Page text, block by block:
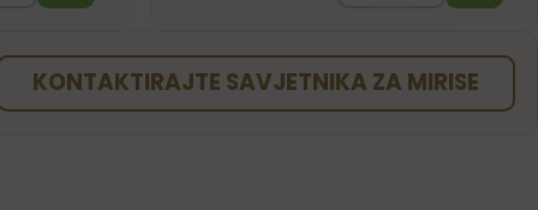
KONTAKTIRAJTE SAVJETNIKA ZA MIRISE